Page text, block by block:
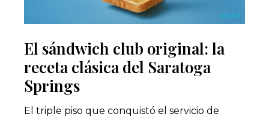
El sándwich club original: la
receta clásica del Saratoga
Springs
El triple piso que conquistó el servicio de